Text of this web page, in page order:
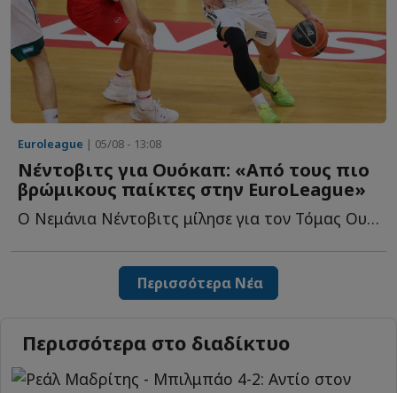
Euroleague | 05/08 - 13:08
Νέντοβιτς για Ουόκαπ: «Aπό τους πιο
βρώμικους παίκτες στην EuroLeague»
Ο Νεμάνια Νέντοβιτς μίλησε για τον Τόμας Ουόκαπ και θ...
Περισσότερα Νέα
Περισσότερα στο διαδίκτυο